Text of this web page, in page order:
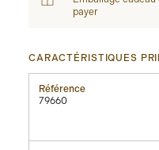
payer
CARACTÉRISTIQUES
Référence
79660